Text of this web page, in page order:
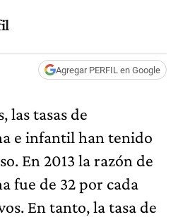
Agregar PERFIL en Google
las tasas de
e infantil han tenido
En 2013 la razón de
fue de 32 por cada
En tanto, la tasa de